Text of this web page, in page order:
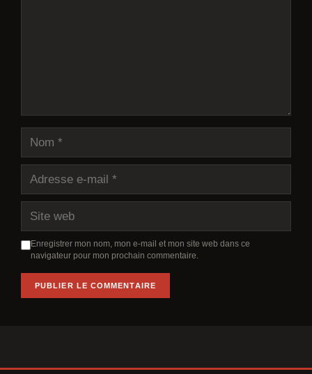
Nom
Adresse
Site
Enregistrer mon nom, mon e-mail et mon site web dans ce
navigateur pour mon prochain commentaire.
e